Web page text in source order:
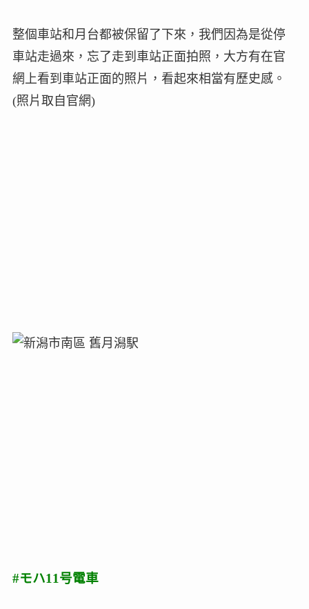
整個車站和月台都被保留了下來，我們因為是從停
車站走過來，忘了走到車站正面拍照，大方有在官
網上看到車站正面的照片，看起來相當有歷史感。
(照片取自官網)
#モハ11号電車